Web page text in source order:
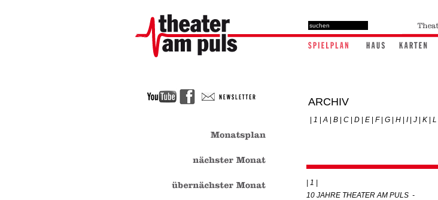
ARCHIV
1 |A B C D E F| G H I| J K L
| 1 |
10 JAHRE THEATER AM PULS -